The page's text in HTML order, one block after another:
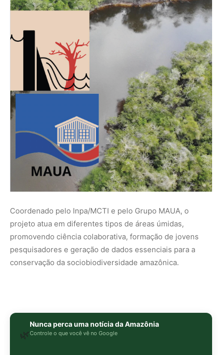
Coordenado pelo Inpa/MCTI e pelo Grupo MAUA, o
projeto atua em diferentes tipos de áreas úmidas,
promovendo ciência colaborativa, formação de jovens
pesquisadores e geração de dados essenciais para a
conservação da sociobiodiversidade amazônica.
Nunca perca uma notícia da Amazônia
Controle o que você vê no Google
O Google lançou as Fontes Preferenciais
: escolha os
veículos que aparecem com prioridade. Adicione a
Revista Amazôniae garanta cobertura exclusiva sempre
em destaque.
Adicionar Revista Amazônia como Fonte
2. Toque no ⭐ ao lado de"Principais Notícias"
3. Busque Revista Amazôniae marque a caixa — pronto!